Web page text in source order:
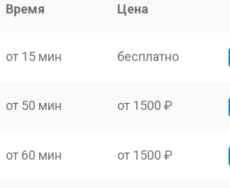
Время Цена
от 15 мин бесплатно
от 50 мин от 1500 ₽
от 60 мин от 1500 ₽